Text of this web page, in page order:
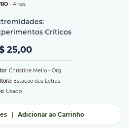
- Artes
Críticos
25,00
: Christine Mello - Org.
: Estaçao das Letras
: Usado
| Adicionar ao Carrinho